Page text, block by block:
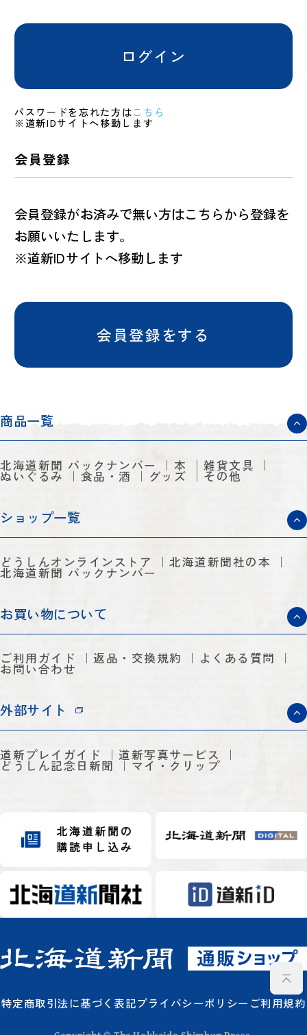
ログイン
パスワードを忘れた方はこちら
※道新IDサイトへ移動します
会員登録
会員登録がお済みで無い方はこちらから登録を
お願いいたします。
※道新IDサイトへ移動します
会員登録をする
商品一覧
北海道新聞 バックナンバー 本 雑貨文具
ぬいぐるみ 食品・酒 グッズ その他
ショップ一覧
どうしんオンラインストア 北海道新聞社の本
北海道新聞 バックナンバー
お買い物について
ご利用ガイド 返品・交換規約 よくある質問
お問い合わせ
外部サイト
道新プレイガイド 道新写真サービス
どうしん記念日新聞 マイ・クリップ
特定商取引法に基づく表記プライバシーポリシー ご利用規約